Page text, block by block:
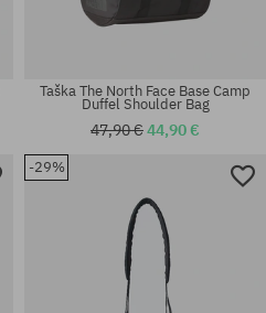
univerzálna veľkosť
Taška The North Face Base Camp
Duffel Shoulder Bag
47,90 €44,90 €
-29%